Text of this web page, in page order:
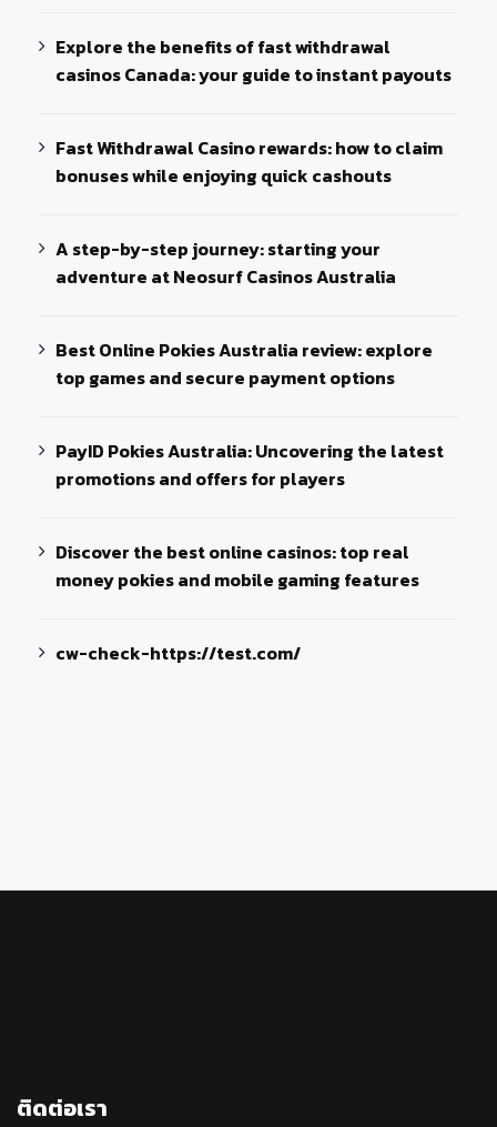
Explore the benefits of fast withdrawal
casinos Canada: your guide to instant payouts
Fast Withdrawal Casino rewards: how to claim
bonuses while enjoying quick cashouts
A step-by-step journey: starting your
adventure at Neosurf Casinos Australia
Best Online Pokies Australia review: explore
top games and secure payment options
PayID Pokies Australia: Uncovering the latest
promotions and offers for players
Discover the best online casinos: top real
money pokies and mobile gaming features
cw-check-https://test.com/
ติดต่อเรา